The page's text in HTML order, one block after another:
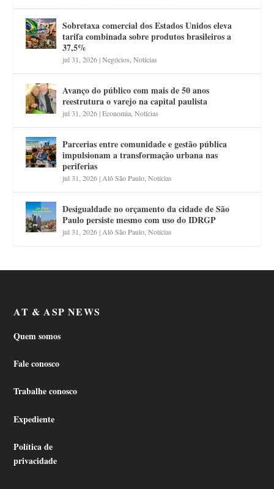
Sobretaxa comercial dos Estados Unidos eleva
tarifa combinada sobre produtos brasileiros a
37,5%
jul 31, 2026|Negócios ,Notícias
Avanço do público com mais de 50 anos
reestrutura o varejo na capital paulista
jul 31, 2026|Economia ,Notícias
Parcerias entre comunidade e gestão pública
impulsionam a transformação urbana nas
periferias
jul 31, 2026| Alô São Paulo ,Notícias
Desigualdade no orçamento da cidade de São
Paulo persiste mesmo com uso do IDRGP
jul 31, 2026| Alô São Paulo ,Notícias
AT & ASP NEWS
Quem somos
Fale conosco
Trabalhe conosco
Expediente
Política de
privacidade